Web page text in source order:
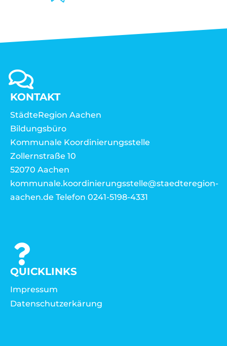
KONTAKT
StädteRegion Aachen
Bildungsbüro
Kommunale Koordinierungsstelle
Zollernstraße 10
52070 Aachen
kommunale.koordinierungsstelle@staedteregion-
aachen.de Telefon 0241-5198-4331
QUICKLINKS
Impressum
Datenschutzerkärung